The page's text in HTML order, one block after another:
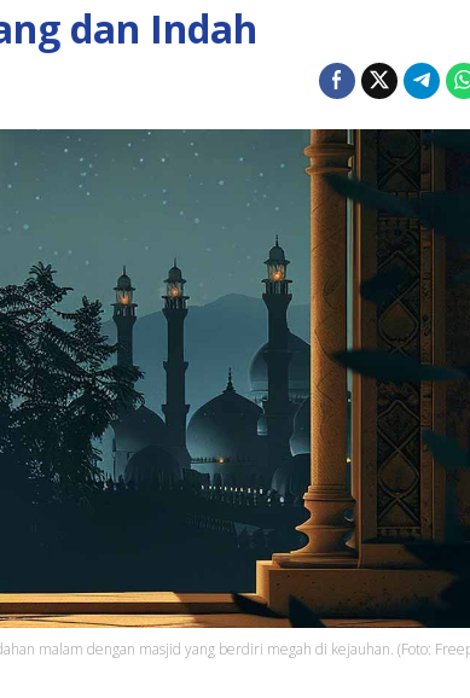
dan Indah
malam dengan masjid yang berdiri megah di kejauhan. (Foto: